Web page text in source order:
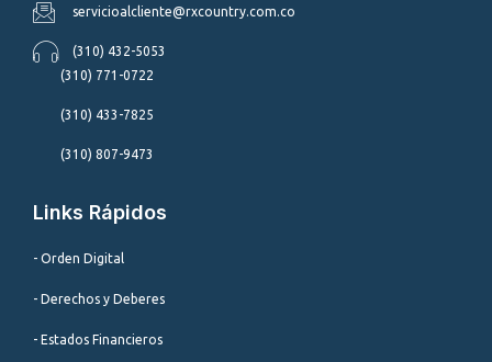
servicioalcliente@rxcountry.com.co
(310) 432-5053
(310) 771-0722
(310) 433-7825
(310) 807-9473
Links Rápidos
- Orden Digital
- Derechos y Deberes
- Estados Financieros